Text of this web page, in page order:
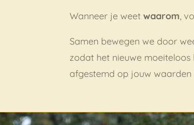
Wanneer je weetwaarom,
Samen bewegen we door
zodat het nieuwe
afgestemd op jouw waarden